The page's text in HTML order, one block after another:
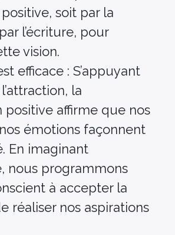
soit par la
l’écriture, pour
vision.
efficace : S’appuyant
la
positive affirme que nos
émotions façonnent
En imaginant
nous programmons
à accepter la
réaliser nos aspirations